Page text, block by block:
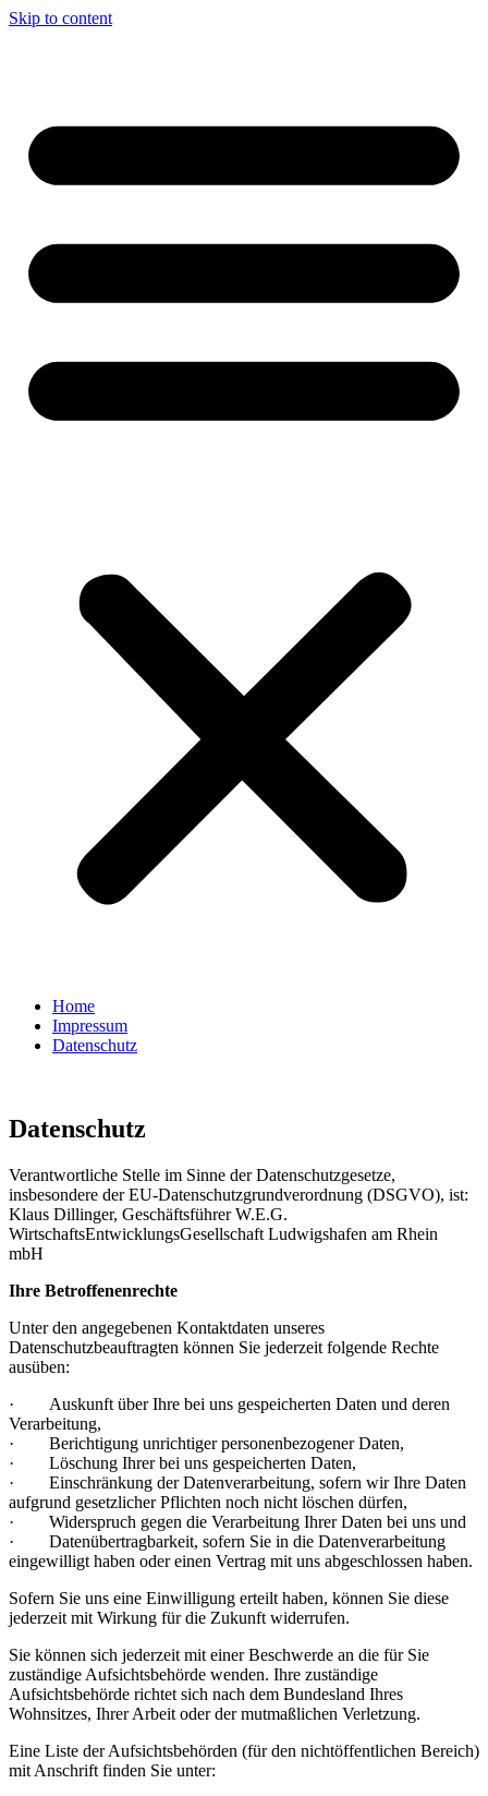
Skip to content
Home
Impressum
Datenschutz
Datenschutz
Verantwortliche Stelle im Sinne der Datenschutzgesetze,
insbesondere der EU-Datenschutzgrundverordnung (DSGVO), ist:
Klaus Dillinger, Geschäftsführer W.E.G.
WirtschaftsEntwicklungsGesellschaft Ludwigshafen am Rhein
mbH
Ihre Betroffenenrechte
Unter den angegebenen Kontaktdaten unseres
Datenschutzbeauftragten können Sie jederzeit folgende Rechte
ausüben:
· Auskunft über Ihre bei uns gespeicherten Daten und deren
Verarbeitung,
· Berichtigung unrichtiger personenbezogener Daten,
· Löschung Ihrer bei uns gespeicherten Daten,
· Einschränkung der Datenverarbeitung, sofern wir Ihre Daten
aufgrund gesetzlicher Pflichten noch nicht löschen dürfen,
· Widerspruch gegen die Verarbeitung Ihrer Daten bei uns und
· Datenübertragbarkeit, sofern Sie in die Datenverarbeitung
eingewilligt haben oder einen Vertrag mit uns abgeschlossen haben.
Sofern Sie uns eine Einwilligung erteilt haben, können Sie diese
jederzeit mit Wirkung für die Zukunft widerrufen.
Sie können sich jederzeit mit einer Beschwerde an die für Sie
zuständige Aufsichtsbehörde wenden. Ihre zuständige
Aufsichtsbehörde richtet sich nach dem Bundesland Ihres
Wohnsitzes, Ihrer Arbeit oder der mutmaßlichen Verletzung.
Eine Liste der Aufsichtsbehörden (für den nichtöffentlichen Bereich)
mit Anschrift finden Sie unter: